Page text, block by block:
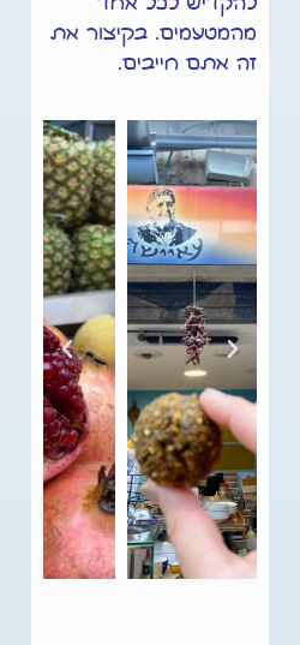
מהמטעמים. בקיצור את
זה אתם חייבים.